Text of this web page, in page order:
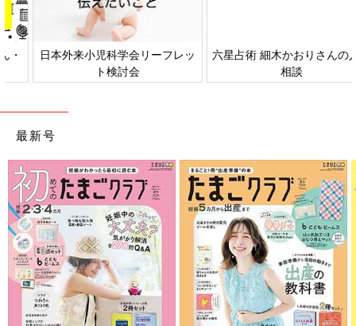
日本外来小児科学会リーフレッ
ト検討会
六星占術 細木かおりさんの人生
最新号